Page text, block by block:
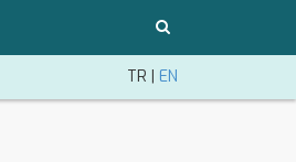
TR | EN